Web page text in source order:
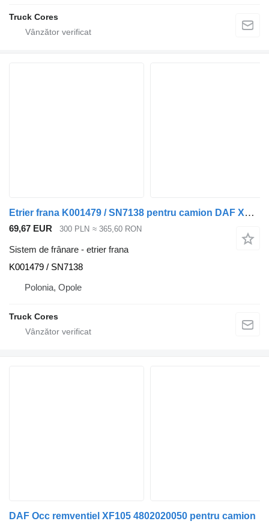
Truck Cores
Etrier frana K001479 / SN7138 pentru camion DAF XF CF 105, 95,106
69,67 EUR 300 PLN ≈ 365,60 RON
Sistem de frânare - etrier frana
K001479 / SN7138
Polonia, Opole
Truck Cores
DAF Occ remventiel XF105 4802020050 pentru camion